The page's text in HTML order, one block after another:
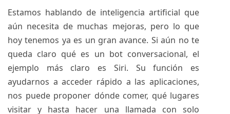
Estamos hablando de inteligencia artificial que
aún necesita de muchas mejoras, pero lo que
hoy tenemos ya es un gran avance. Si aún no te
queda claro qué es un bot conversacional, el
ejemplo más claro es Siri. Su función es
ayudarnos a acceder rápido a las aplicaciones,
nos puede proponer dónde comer, qué lugares
visitar y hasta hacer una llamada con solo